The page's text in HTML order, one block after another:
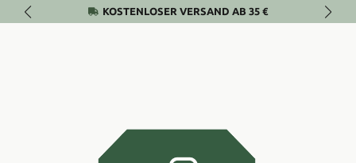
Zum Hauptinhalt springenKOSTENLOSER VERSAND AB 35 €